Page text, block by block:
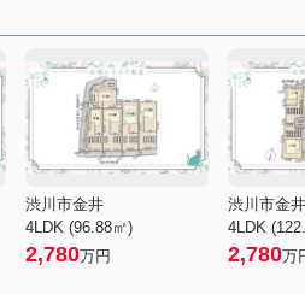
渋川市金井
4LDK (96.88㎡)
2,780万円
渋川市金井
4LDK
2,780万